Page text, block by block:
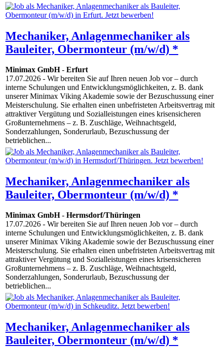
Mechaniker, Anlagenmechaniker als
Bauleiter, Obermonteur (m/w/d) *
Minimax GmbH- Erfurt
17.07.2026 - Wir bereiten Sie auf Ihren neuen Job vor – durch
interne Schulungen und Entwicklungsmöglichkeiten, z. B. dank
unserer Minimax Viking Akademie sowie der Bezuschussung einer
Meisterschulung. Sie erhalten einen unbefristeten Arbeitsvertrag mit
attraktiver Vergütung und Sozialleistungen eines krisensicheren
Großunternehmens – z. B. Zuschläge, Weihnachtsgeld,
Sonderzahlungen, Sonderurlaub, Bezuschussung der
betrieblichen...
Mechaniker, Anlagenmechaniker als
Bauleiter, Obermonteur (m/w/d) *
Minimax GmbH- Hermsdorf/Thüringen
17.07.2026 - Wir bereiten Sie auf Ihren neuen Job vor – durch
interne Schulungen und Entwicklungsmöglichkeiten, z. B. dank
unserer Minimax Viking Akademie sowie der Bezuschussung einer
Meisterschulung. Sie erhalten einen unbefristeten Arbeitsvertrag mit
attraktiver Vergütung und Sozialleistungen eines krisensicheren
Großunternehmens – z. B. Zuschläge, Weihnachtsgeld,
Sonderzahlungen, Sonderurlaub, Bezuschussung der
betrieblichen...
Mechaniker, Anlagenmechaniker als
Bauleiter, Obermonteur (m/w/d) *